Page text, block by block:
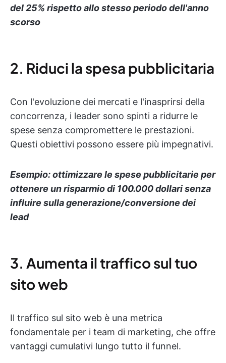
del 25% rispetto allo stesso periodo dell'anno
scorso
2. Riduci la spesa pubblicitaria
Con l'evoluzione dei mercati e l'inasprirsi della
concorrenza, i leader sono spinti a ridurre le
spese senza compromettere le prestazioni.
Questi obiettivi possono essere più impegnativi.
Esempio: ottimizzare le spese pubblicitarie per
ottenere un risparmio di 100.000 dollari senza
influire sulla generazione/conversione dei
lead
3. Aumenta il traffico sul tuo
sito web
Il traffico sul sito web è una metrica
fondamentale per i team di marketing, che offre
vantaggi cumulativi lungo tutto il funnel.